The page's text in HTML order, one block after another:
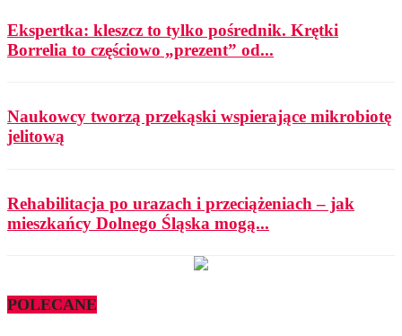
Ekspertka: kleszcz to tylko pośrednik. Krętki
Borrelia to częściowo „prezent” od...
Naukowcy tworzą przekąski wspierające mikrobiotę
jelitową
Rehabilitacja po urazach i przeciążeniach – jak
mieszkańcy Dolnego Śląska mogą...
POLECANE